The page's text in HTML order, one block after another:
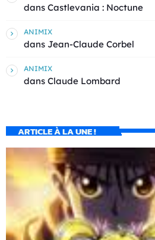
dans Castlevania : Noctune
ANIMIX
dans Jean-Claude Corbel
ANIMIX
dans Claude Lombard
ARTICLE À LA UNE !